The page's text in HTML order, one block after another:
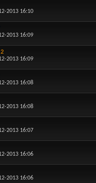
2013 16:10
2013 16:09
2013 16:09
2013 16:08
2013 16:08
2013 16:07
2013 16:06
2013 16:06